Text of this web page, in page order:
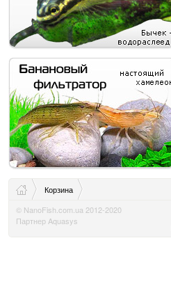
Корзина
© NanoFish.com.ua 2012-2020
Партнер Aquasys